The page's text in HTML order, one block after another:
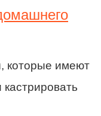
которые имеют
кастрировать